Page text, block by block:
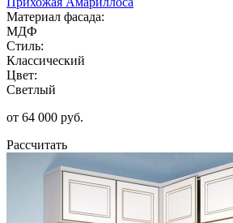
Материал фасада:
МДФ
Стиль:
Классический
Цвет:
Светлый
от 64 000 руб.
Рассчитать